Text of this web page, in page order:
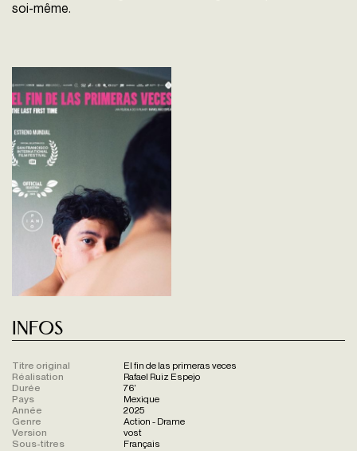
soi-même.
Infos
Titre original
El fin de las primeras veces
Réalisation
Rafael Ruiz Espejo
Durée
76'
Pays
Mexique
Année
2025
Genre
Action - Drame
Version
vost
Sous-titres
Français